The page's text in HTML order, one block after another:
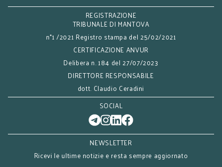
REGISTRAZIONE
TRIBUNALE DI MANTOVA
n°1 /2021 Registro stampa del 25/02/2021
CERTIFICAZIONE ANVUR
Delibera n. 184 del 27/07/2023
DIRETTORE RESPONSABILE
dott. Claudio Ceradini
SOCIAL
NEWSLETTER
Ricevi le ultime notizie e resta sempre aggiornato